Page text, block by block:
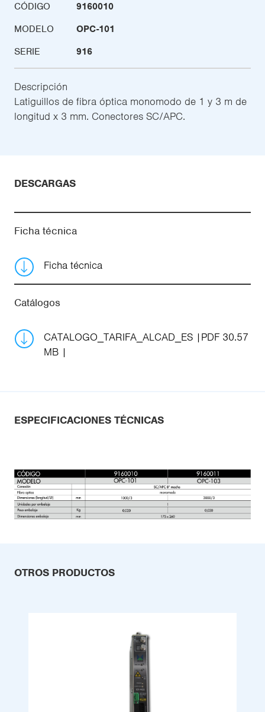
CÓDIGO
9160010
MODELO
OPC-101
SERIE
916
Descripción
Latiguillos de fibra óptica monomodo de 1 y 3 m de
longitud x 3 mm. Conectores SC/APC.
DESCARGAS
Ficha técnica
Ficha técnica
Catálogos
CATALOGO_TARIFA_ALCAD_ES
PDF 30.57
MB
ESPECIFICACIONES TÉCNICAS
OTROS PRODUCTOS